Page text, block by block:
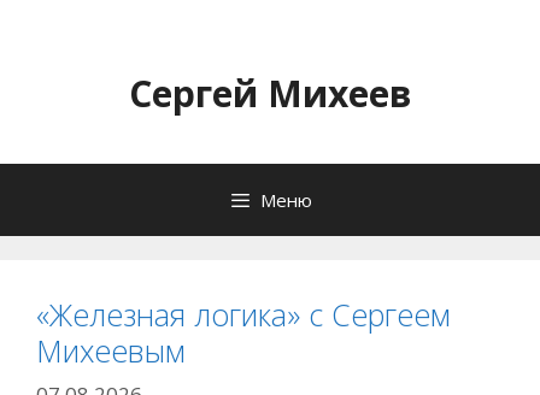
содержимомуСергей Михеев
Меню
«Железная логика» с Сергеем
Михеевым